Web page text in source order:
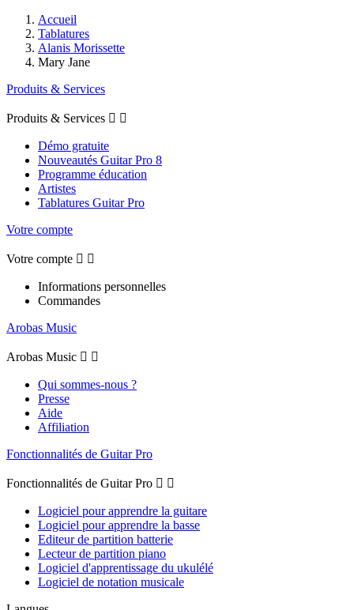
Accueil
Tablatures
Alanis Morissette
Mary Jane
Produits & Services
Produits & Services  
Démo gratuite
Nouveautés Guitar Pro 8
Programme éducation
Artistes
Tablatures Guitar Pro
Votre compte
Votre compte  
Informations personnelles
Commandes
Arobas Music
Arobas Music  
Qui sommes-nous ?
Presse
Aide
Affiliation
Fonctionnalités de Guitar Pro
Fonctionnalités de Guitar Pro  
Logiciel pour apprendre la guitare
Logiciel pour apprendre la basse
Editeur de partition batterie
Lecteur de partition piano
Logiciel d'apprentissage du ukulélé
Logiciel de notation musicale